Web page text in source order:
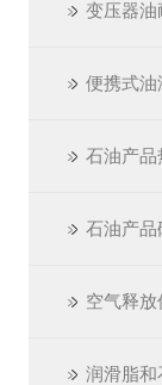
变压器油
便携式油
石油产品
石油产品
空气释放
润滑脂和